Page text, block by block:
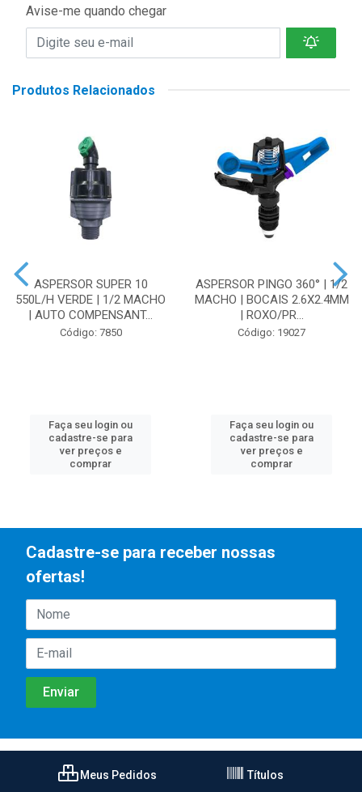
Avise-me quando chegar
Produtos Relacionados
ASPERSOR SUPER 10
550L/H VERDE | 1/2 MACHO
| AUTO COMPENSANT...
Código: 7850
Faça seu login ou
cadastre-se para
ver preços e
comprar
ASPERSOR PINGO 360° | 1/2
MACHO | BOCAIS 2.6X2.4MM
| ROXO/PR...
Código: 19027
Faça seu login ou
cadastre-se para
ver preços e
comprar
Cadastre-se para receber nossas
ofertas!
Meus Pedidos Títulos